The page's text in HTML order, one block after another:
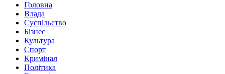
NewsCity — свежие новости Запорожья сегодня
Новости Запорожья и Запорожской области сегодня. События
Запорожья, коррупция, политика, дтп, новости спорта
Головна
Влада
Суспільство
Бізнес
Культура
Спорт
Кримінал
Політика